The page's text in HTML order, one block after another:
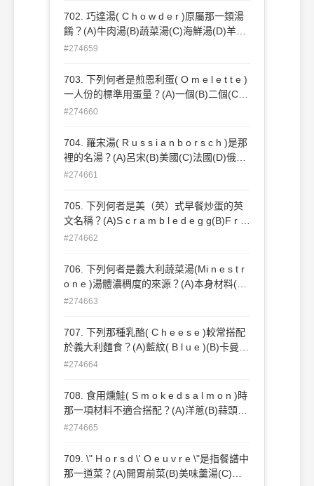
702. 巧達湯( C h o w d e r )原屬那一類湯
餚？(A)牛肉湯(B)蔬菜湯(C)海鮮湯(D)羊肉
湯。
#274659
703. 下列何者是煎恩利蛋( O m e l e t t e )
一人份的標準用蛋量？(A)一個(B)二個(C)
三個(D)四個。
#274660
704. 羅宋湯( R u s s i a n b o r s c h )是那
裡的名湯？(A)呂宋(B)美國(C)法國(D)俄羅
斯。
#274661
705. 下列何者是美（英）式早餐炒蛋的英
文名稱？(A)S c r a m b l e d e g g(B)F r i
e d e g g(C)B o i l e d e g g(D)P o a c h e
#274662
706. 下列何者是義大利蔬菜湯(Mi n e s t r
o n e )湯體濃稠度的來源？(A)本身材料(B)
麵粉(C)麵包粉(D)蛋黃醬。
#274663
707. 下列那種乳酪( C h e e s e )較常搭配
於義大利麵食？(A)藍紋( B l u e )(B)卡曼堡
( C a m e m b e r t )(C)巴美( P a r m e s a
#274664
708. 食用燻鮭( S m o k e d s a l m o n )時
那一項材料不適合搭配？(A)洋蔥(B)蒜頭
(C)檸檬(D)酸豆( C a p e r )。
#274665
709. \" H o r s d \' O e u v r e \"是指餐譜中
那一道菜？(A)開胃前菜(B)美味羹湯(C)珍